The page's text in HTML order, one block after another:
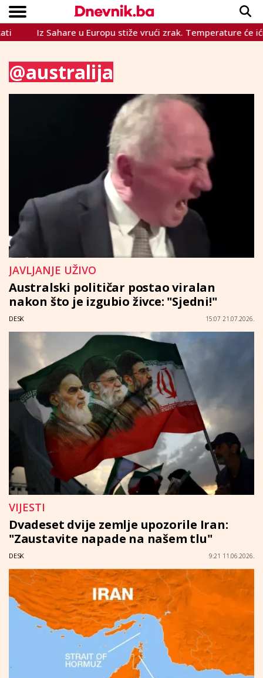
VIJESTI
SPORT
INTERVIEW
TEME
CRNA KRONIKA
LIFESTYLE
Copyright © Dnevnik.ba 2023.
u Europu stiže vrući zrak. Temperature će ići do
@australija
JAVLJANJE UŽIVO
Australski političar postao viralan
nakon što je izgubio živce: "Sjedni!"
DESK 15:07 21.07.2026.
VIJESTI
Dvadeset dvije zemlje upozorile Iran:
"Zaustavite napade na našem tlu"
DESK 9:21 11.06.2026.